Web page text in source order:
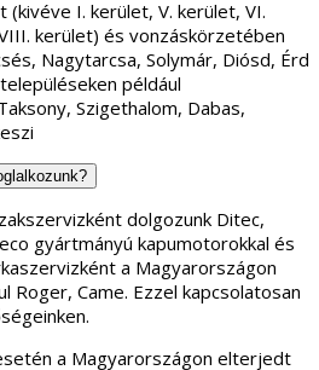
(kivéve I. kerület, V. kerület, VI.
kerület) és vonzáskörzetében
Nagytarcsa, Solymár, Diósd, Érd
például
Szigethalom, Dabas,
dolgozunk Ditec,
gyártmányú kapumotorokkal és
a Magyarországon
Roger, Came. Ezzel kapcsolatosan
a Magyarországon elterjedt